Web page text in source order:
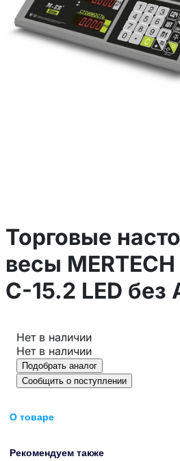
Торговые
весы
C-15.2 LED без
Нет в наличии
Нет в наличии
Подобрать аналог
Сообщить о поступлении
О товаре
Рекомендуем также